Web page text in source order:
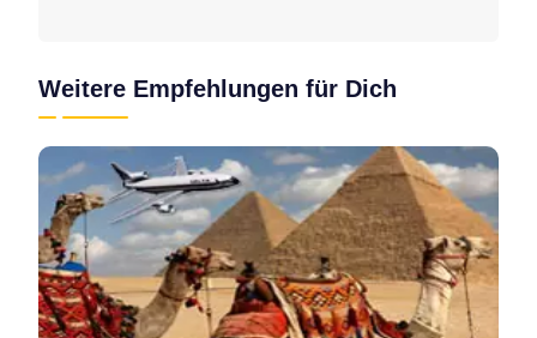
Weitere Empfehlungen für Dich